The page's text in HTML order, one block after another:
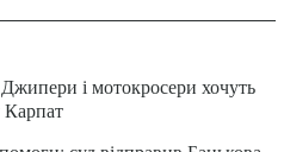
і мотокросери хочуть
Карпат